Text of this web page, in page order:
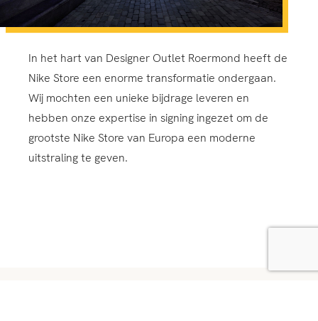
In het hart van Designer Outlet Roermond heeft de
Nike Store een enorme transformatie ondergaan.
Wij mochten een unieke bijdrage leveren en
hebben onze expertise in signing ingezet om de
grootste Nike Store van Europa een moderne
uitstraling te geven.